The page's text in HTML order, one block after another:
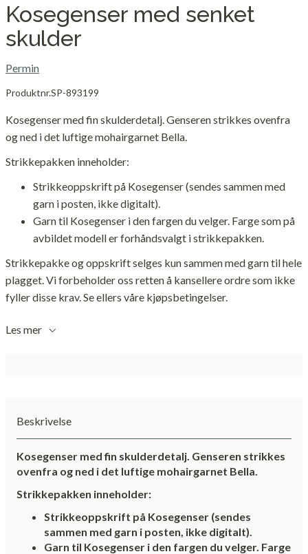
Kosegenser med senket
skulder
Permin
Produktnr.SP-893199
Kosegenser med fin skulderdetalj. Genseren strikkes ovenfra
og ned i det luftige mohairgarnet Bella.
Strikkepakken inneholder:
Strikkeoppskrift på Kosegenser (sendes sammen med
garn i posten, ikke digitalt).
Garn til Kosegenser i den fargen du velger. Farge som på
avbildet modell er forhåndsvalgt i strikkepakken.
Strikkepakke og oppskrift selges kun sammen med garn til hele
plagget. Vi forbeholder oss retten å kansellere ordre som ikke
fyller disse krav. Se ellers våre kjøpsbetingelser.
Les mer
Beskrivelse
Kosegenser med fin skulderdetalj. Genseren strikkes
ovenfra og ned i det luftige mohairgarnet Bella.
Strikkepakken inneholder:
Strikkeoppskrift på Kosegenser (sendes
sammen med garn i posten, ikke digitalt).
Garn til Kosegenser i den fargen du velger. Farge